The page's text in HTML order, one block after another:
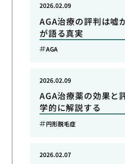
AGA治療の評判は嘘
が語る真実
2026.02.09
AGA
AGA治療薬の効果と
学的に解説する
2026.02.09
円形脱毛症
2026.02.07